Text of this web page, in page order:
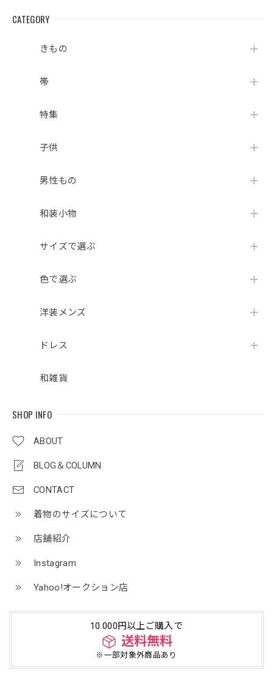
CATEGORY
きもの
帯
特集
子供
男性もの
和装小物
サイズで選ぶ
色で選ぶ
洋装メンズ
ドレス
和雑貨
SHOP INFO
ABOUT
BLOG＆COLUMN
CONTACT
着物のサイズについて
店舗紹介
Instagram
Yahoo!オークション店
10.000円以上ご購入で
送料無料
※一部対象外商品あり